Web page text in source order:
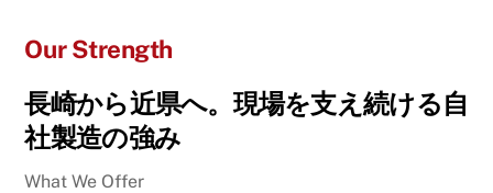
Our Strength
長崎から近県へ。現場を支え続ける自
社製造の強み
What We Offer